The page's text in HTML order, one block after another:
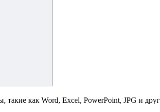
как Word, Excel, PowerPoint, JPG и